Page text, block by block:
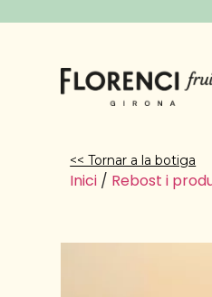
<< Tornar a la botiga
Inici / Rebost i